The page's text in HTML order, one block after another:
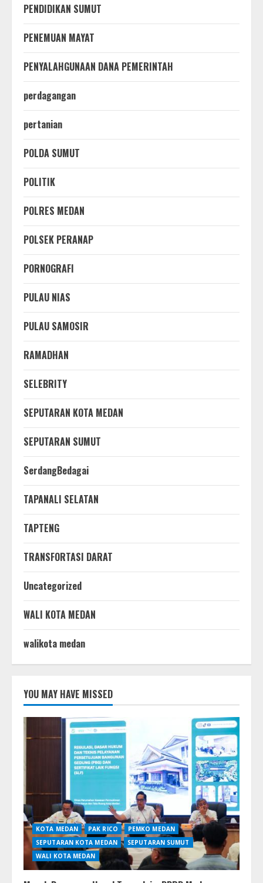
PENDIDIKAN SUMUT
PENEMUAN MAYAT
PENYALAHGUNAAN DANA PEMERINTAH
perdagangan
pertanian
POLDA SUMUT
POLITIK
POLRES MEDAN
POLSEK PERANAP
PORNOGRAFI
PULAU NIAS
PULAU SAMOSIR
RAMADHAN
SELEBRITY
SEPUTARAN KOTA MEDAN
SEPUTARAN SUMUT
SerdangBedagai
TAPANALI SELATAN
TAPTENG
TRANSFORTASI DARAT
Uncategorized
WALI KOTA MEDAN
walikota medan
YOU MAY HAVE MISSED
KOTA MEDAN PAK RICO
PEMKO MEDAN
SEPUTARAN KOTA MEDAN
SEPUTARAN SUMUT
WALI KOTA MEDAN